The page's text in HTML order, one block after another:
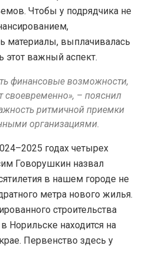
Чтобы у подрядчика не
материалы, выплачивалась
этот важный аспект.
финансовые возможности,
своевременно», – пояснил
ритмичной приемки
организациями.
годах четырех
Говорушкин назвал
в нашем городе не
метра нового жилья.
строительства
Норильске находится на
Первенство здесь у